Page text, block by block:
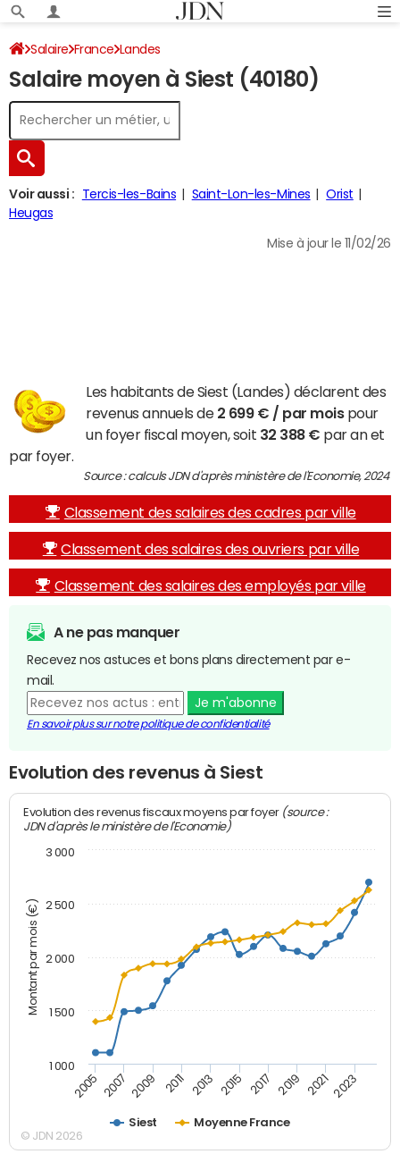
Salaire France Landes
Salaire moyen à Siest (40180)
Voir aussi : Tercis-les-Bains Saint-Lon-les-Mines
Orist
Heugas
Mise à jour le 11/02/26
Les habitants de Siest (Landes) déclarent des
revenus annuels de 2 699 € / par moispour
un foyer fiscal moyen, soit 32 388 € par an et
par foyer.
Source : calculs JDN d'après ministère de l'Economie, 2024
Classement des salaires des cadres par ville
Classement des salaires des ouvriers par ville
Classement des salaires des employés par ville
A ne pas manquer
Recevez nos astuces et bons plans directement par e-
mail.
Je m'abonne
En savoir plus sur notre politique de confidentialité
Evolution des revenus à Siest
Montant par mois (€)
Evolution des revenus fiscaux moyens par foyer (source :
JDN d'après le ministère de l'Economie)
Siest Moyenne France
2005 2007 2009 2011 2013 2015 2017 2019 2021 2023
1 000
1 500
2 000
2 500
3 000
© JDN 2026